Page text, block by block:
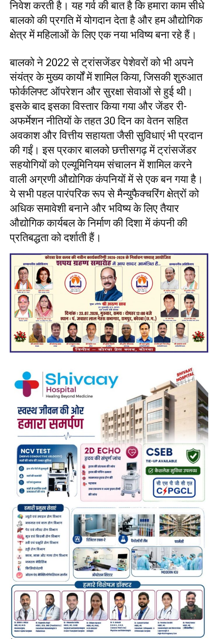
निवेश करती है। यह गर्व की बात है कि हमारा काम सीधे
बालको की प्रगति में योगदान देता है और हम औद्योगिक
क्षेत्र में महिलाओं के लिए एक नया भविष्य बना रहे हैं।
बालको ने 2022 से ट्रांसजेंडर पेशेवरों को भी अपने
संयंत्र के मुख्य कार्यों में शामिल किया, जिसकी शुरुआत
फोर्कलिफ्ट ऑपरेशन और सुरक्षा सेवाओं से हुई थी।
इसके बाद इसका विस्तार किया गया और जेंडर री-
अफर्मेशन नीतियों के तहत 30 दिन का वेतन सहित
अवकाश और वित्तीय सहायता जैसी सुविधाएं भी प्रदान
की गईं। इस प्रकार बालको छत्तीसगढ़ में ट्रांसजेंडर
सहयोगियों को एल्यूमिनियम संचालन में शामिल करने
वाली अग्रणी औद्योगिक कंपनियों में से एक बन गया है।
ये सभी पहल पारंपरिक रूप से मैन्युफैक्चरिंग क्षेत्रों को
अधिक समावेशी बनाने और भविष्य के लिए तैयार
औद्योगिक कार्यबल के निर्माण की दिशा में कंपनी की
प्रतिबद्धता को दर्शाती हैं।